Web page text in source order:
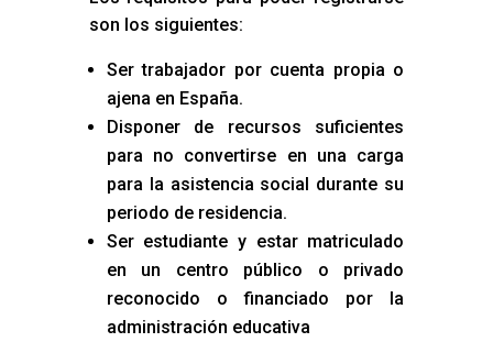
son los siguientes:
Ser trabajador por cuenta propia o
ajena en España.
Disponer de recursos suficientes
para no convertirse en una carga
para la asistencia social durante su
periodo de residencia.
Ser estudiante y estar matriculado
en un centro público o privado
reconocido o financiado por la
administración educativa